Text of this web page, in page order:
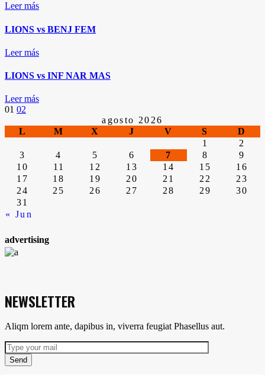
Leer más
LIONS vs BENJ FEM
Leer más
LIONS vs INF NAR MAS
Leer más
Paginación
de
entradas
01 02
agosto 2026
L
M X J V S D
« Jun
1
2
3
4 5 6 7 8
9
10
11 12 13 14 15
16
17
18 19 20 21 22
23
24
25 26 27 28 29
30
31
advertising
NEWSLETTER
Aliqm lorem ante, dapibus in, viverra feugiat Phasellus aut.
Send